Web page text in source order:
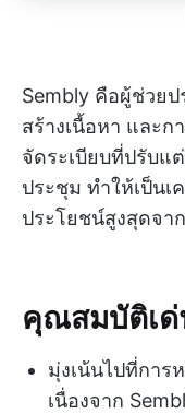
Sembly คือผู้ช่วย
สร้างเนื้อหา และก
จัดระเบียบที่ปรับแ
ประชุม ทำให้เป็นเ
ประโยชน์สูงสุดจา
คุณสมบัติเด่
มุ่งเน้นไปที่การ
เนื่องจาก